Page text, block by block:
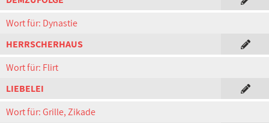
Wort für: Dynastie
HERRSCHERHAUS
Wort für: Flirt
LIEBELEI
Wort für: Grille, Zikade